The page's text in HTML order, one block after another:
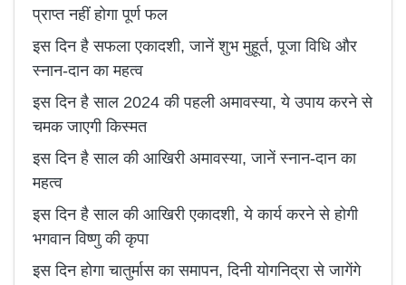
प्राप्त नहीं होगा पूर्ण फल
इस दिन है सफला एकादशी, जानें शुभ मुहूर्त, पूजा विधि और
स्नान-दान का महत्व
इस दिन है साल 2024 की पहली अमावस्या, ये उपाय करने से
चमक जाएगी किस्मत
इस दिन है साल की आखिरी अमावस्या, जानें स्नान-दान का
महत्व
इस दिन है साल की आखिरी एकादशी, ये कार्य करने से होगी
भगवान विष्णु की कृपा
इस दिन होगा चातुर्मास का समापन, दिनी योगनिद्रा से जागेंगे